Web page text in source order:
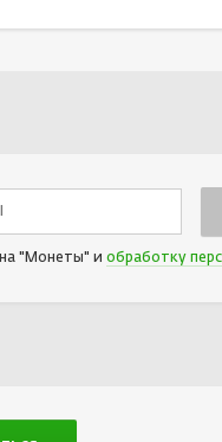
"Монеты" и обработку